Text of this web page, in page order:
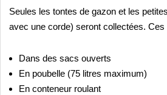
Seules les tontes de gazon et les
avec une corde) seront collectées.
Dans des sacs ouverts
En poubelle (75 litres maximum)
En conteneur roulant